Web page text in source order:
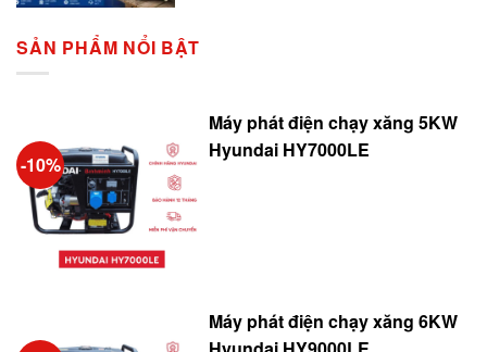
SẢN PHẨM NỔI BẬT
-10%
Máy phát điện chạy xăng 5KW
Hyundai HY7000LE
Máy phát điện chạy xăng 6KW